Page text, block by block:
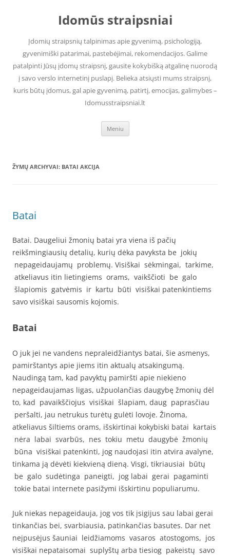
Idomūs straipsniai
Įdomių straipsnių talpinimas apie gyvenimą, psichologiją,
gyvenimiški patarimai, pastebėjimai, rekomendacijos. Galime
patalpinti Jūsų įdomų straipsnį, gausite kokybišką atgalinę nuorodą
į savo verslo internetinį puslapį. Belieka atsiųsti mums straipsnį,
kuris būtų įdomus, gal apie gyvenimą, patirtį, emocijas, galimybes –
Idomusstraipsniai.lt
Meniu
ŽYMŲ ARCHYVAI: BATAI AKCIJA
Batai
Batai. Daugeliui žmonių batai yra viena iš pačių
reikšmingiausių detalių, kurių dėka pavyksta be jokių
nepageidaujamų problemų. Visiškai sėkmingai, tarkime,
atkeliavus itin lietingiems orams, vaikščioti be galo
šlapiomis gatvėmis ir kartu būti visiškai patenkintiems
savo visiškai sausomis kojomis.
Batai
O juk jei ne vandens nepraleidžiantys batai, šie asmenys,
pamirštantys apie jiems itin aktualų atsakingumą.
Naudingą tam, kad pavyktų pamiršti apie niekieno
nepageidaujamas ligas, užpuolančias daugybę žmonių dėl
to, kad pavaikščiojus visiškai šlapiam, daug paprasčiau
peršalti, jau netrukus turėtų gulėti lovoje. Žinoma,
atkeliavus šiltiems orams, išskirtinai kokybiski batai kartais
nėra labai svarbūs, nes tokiu metu daugybė žmonių
būna visiškai patenkinti, jog naudojasi itin atvira avalyne,
tinkama ją dėvėti kiekvieną dieną. Visgi, tikriausiai būtų
be galo sudėtinga paneigti, jog labai gerai pagaminti
tokie batai internete pasižymi išskirtinu populiarumu.
Juk niekas nepageidauja, jog vos tik įsigijus sau labai gerai
tinkančias bei, svarbiausia, patinkančias basutes. Dar net
neįpusėjus šauniai leidžiamoms vasaros atostogoms, jos
visiškai nepataisomai suplyštų arba tiesiog pakeistų savo